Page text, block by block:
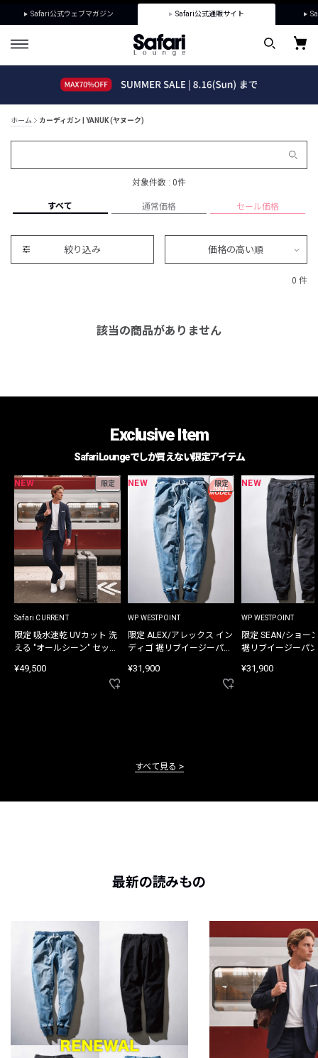
Safari公式ウェブマガジン Safari公式通販サイト
ホーム カーディガン | YANUK (ヤヌーク)
対象件数 : 0件
すべて 通常価格 セール価格
絞り込み 価格の高い順
0 件
該当の商品がありません
Exclusive Item
Safari Loungeでしか買えない限定アイテム
NEW 限定
Safari CURRENT
限定 吸水速乾 UVカット 洗
える "オールシーン" セット
¥49,500
NEW 限定
WP WESTPOINT
限定 ALEX/アレックス イン
ディゴ 裾リブイージーパン
¥31,900
NEW
WP WESTPOINT
限定 SEAN/ショー
裾リブイージーパ
¥31,900
すべて見る
最新の読みもの